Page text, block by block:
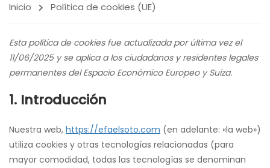
Inicio Política de cookies (UE)
Esta política de cookies fue actualizada por última vez el
11/06/2025 y se aplica a los ciudadanos y residentes legales
permanentes del Espacio Económico Europeo y Suiza.
1. Introducción
Nuestra web, https://efaelsoto.com (en adelante: «la web»)
utiliza cookies y otras tecnologías relacionadas (para
mayor comodidad, todas las tecnologías se denominan